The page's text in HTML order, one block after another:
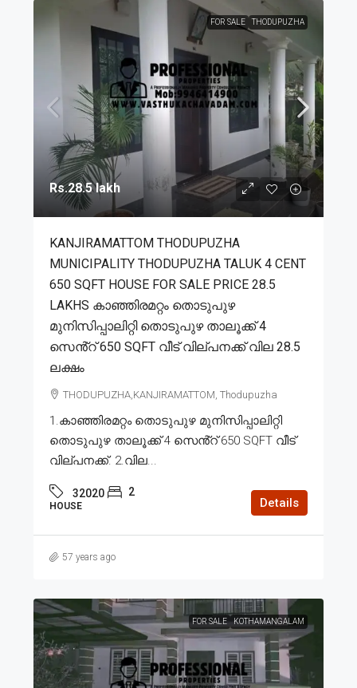
FOR SALE THODUPUZHA
Rs.28.5 lakh
KANJIRAMATTOM THODUPUZHA
MUNICIPALITY THODUPUZHA TALUK 4 CENT
650 SQFT HOUSE FOR SALE PRICE 28.5
LAKHS കാഞ്ഞിരമറ്റം തൊടുപുഴ
മുനിസിപ്പാലിറ്റി തൊടുപുഴ താലൂക്ക് 4
സെൻ്റ് 650 SQFT വീട് വില്പനക്ക് വില 28.5
ലക്ഷം
THODUPUZHA,KANJIRAMATTOM, Thodupuzha
1.കാഞ്ഞിരമറ്റം തൊടുപുഴ മുനിസിപ്പാലിറ്റി
തൊടുപുഴ താലൂക്ക് 4 സെൻ്റ് 650 SQFT വീട്
വില്പനക്ക്. 2.വില...
32020 2
HOUSE Details
57 years ago
FOR SALE KOTHAMANGALAM